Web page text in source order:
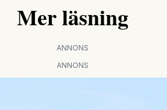
Mer läsning
ANNONS
ANNONS